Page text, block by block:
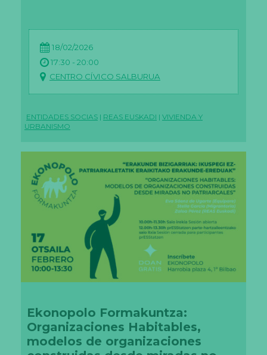
18/02/2026
17:30 - 20:00
CENTRO CÍVICO SALBURUA
ENTIDADES SOCIAS | REAS EUSKADI | VIVIENDA Y
URBANISMO
Ekonopolo Formakuntza:
Organizaciones Habitables,
modelos de organizaciones
n
o
S
o
n
n
e
s
ri
a
s
p
a
q
u
e
f